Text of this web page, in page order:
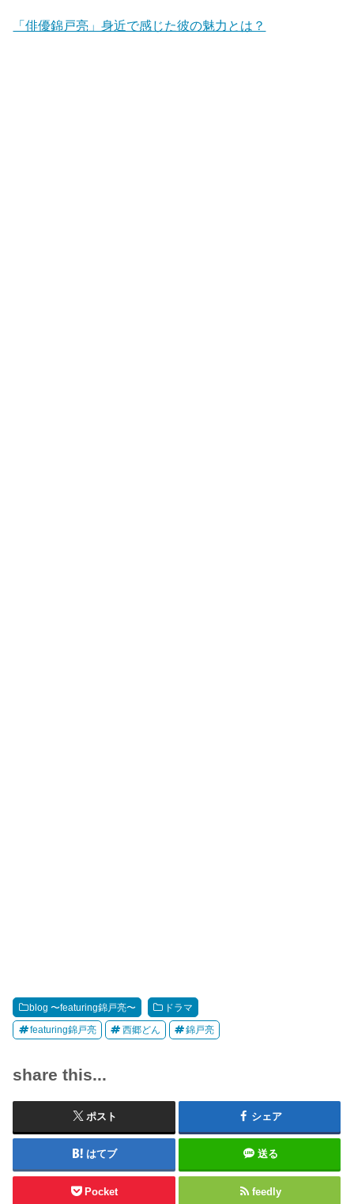
「俳優錦戸亮」身近で感じた彼の魅力とは？
blog 〜featuring錦戸亮〜 ドラマ
featuring錦戸亮 西郷どん 錦戸亮
share this...
ポスト シェア
はてブ 送る
Pocket feedly